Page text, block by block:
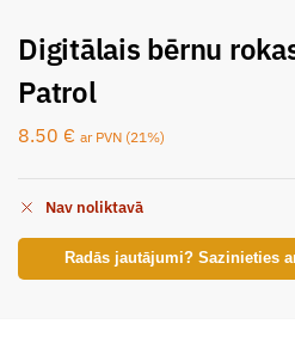
Digitālais bērnu
Patrol
8.50 € ar PVN (21%)
Nav noliktavā
Radās jautājumi? Sazinieties